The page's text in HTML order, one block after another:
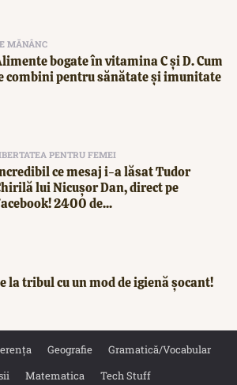
MĂNÂNC
bogate în vitamina C și D. Cum
combini pentru sănătate și imunitate
PENTRU FEMEI
ce mesaj i-a lăsat Tudor
lui Nicușor Dan, direct pe
2400 de...
la tribul cu un mod de igienă șocant!
Geografie
Gramatică/Vocabular
Matematica Tech Stuff